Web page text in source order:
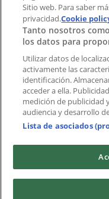
Marcas locales
Negocios
Negocios cercanos
Productos
Productos locales
Ciudades
Descargar la APP
Copyright © Tiendeo ®
Sitio web. Para saber
privacidad.Cookie
Tanto nosotros
los datos para
Utilizar datos de
activamente las
identificación.
acceder a ella.
medición de publicidad
audiencia y desarrollo
Lista de asociados